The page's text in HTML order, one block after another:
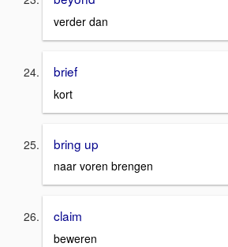
verder dan
brief
kort
bring up
naar voren brengen
claim
beweren